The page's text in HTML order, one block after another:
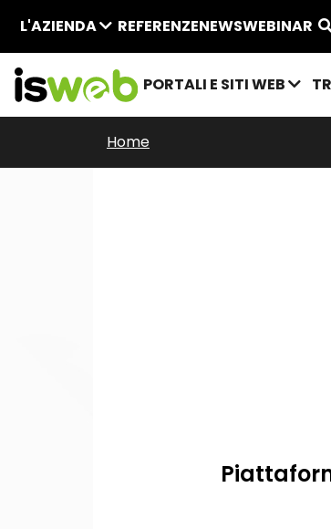
L'AZIENDA REFERENZENEWSWEBINAR
PORTALI E SITI WEB
Home